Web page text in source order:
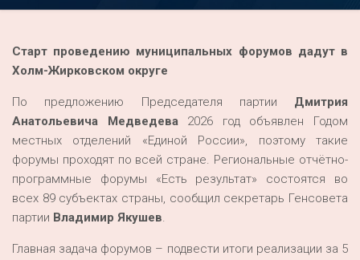
Перепись — 2020
Старт проведению муниципальных форумов дадут в
Холм-Жирковском округе
По предложению Председателя партии Дмитрия
Анатольевича Медведева2026 год объявлен Годом
местных отделений «Единой России», поэтому такие
форумы проходят по всей стране. Региональные отчётно-
программные форумы «Есть результат» состоятся во
всех 89 субъектах страны, сообщил секретарь Генсовета
партии Владимир Якушев.
Главная задача форумов – подвести итоги реализации за 5